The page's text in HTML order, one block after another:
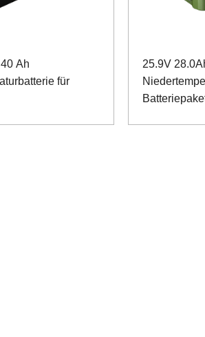
Ah
für
25.9V